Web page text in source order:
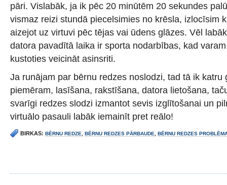
pāri. Vislabāk, ja ik pēc 20 minūtēm 20 sekundes
vismaz reizi stundā piecelsimies no krēsla, izlocīsim
aizejot uz virtuvi pēc tējas vai ūdens glāzes. Vēl
datora pavadītā laika ir sporta nodarbības, kad
kustoties veicināt asinsriti.
Ja runājam par bērnu redzes noslodzi, tad tā ik katru
piemēram, lasīšana, rakstīšana, datora lietošana,
svarīgi redzes slodzi izmantot sevis izglītošanai un
virtuālo pasauli labāk iemainīt pret reālo!
BIRKAS: BĒRNU REDZE BĒRNU REDZES PĀRBAUDE BĒRNU REDZES